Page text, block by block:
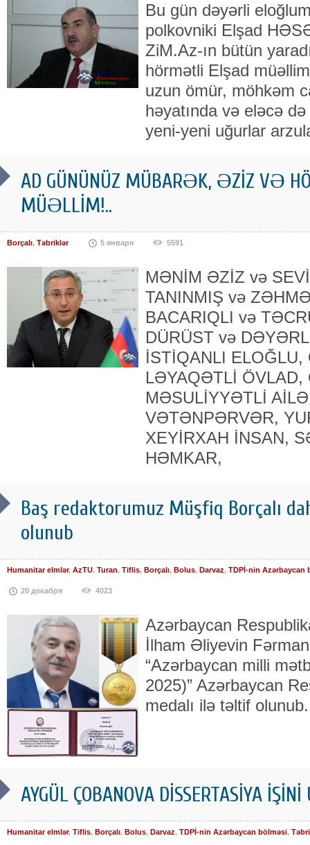
Bu gün dəyərli
polkovniki Elşad
ZiM.Az-ın bütün
hörmətli Elşad
uzun ömür, möhkəm
həyatında və eləcə
yeni-yeni uğurlar
AD GÜNÜNÜZ MÜBARƏK, ƏZİZ VƏ
MÜƏLLİM!..
Borçalı, Təbriklər 5 января 5591
MƏNİM ƏZİZ və
TANINMIŞ və
BACARIQLI və
DÜRÜST və
İSTİQANLI
LƏYAQƏTLİ ÖVLAD,
MƏSULİYYƏTLİ
VƏTƏNPƏRVƏR,
XEYİRXAH İNSAN,
HƏMKAR,
Baş redaktorumuz Müşfiq Borçalı
olunub
Humanitar elmlər, AzTU, Turan, Tiflis, Borçalı, Bolus, Darvaz, TDPİ-nin Azərbaycan
20 декабря 4023
Azərbaycan
İlham Əliyevin
“Azərbaycan milli
2025)” Azərbaycan
medalı ilə təltif olunub.
AYGÜL ÇOBANOVA DİSSERTASİYA
Humanitar elmlər, Tiflis, Borçalı, Bolus, Darvaz, TDPİ-nin Azərbaycan bölməsi,